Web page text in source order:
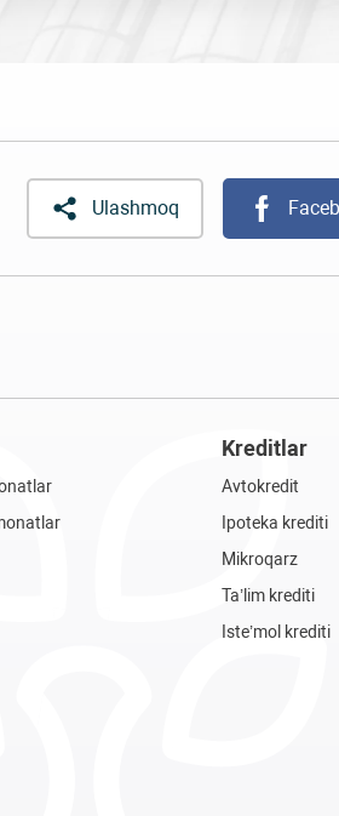
Ulashmoq
Kreditlar
Avtokredit
Ipoteka krediti
Mikroqarz
Ta’lim krediti
Iste’mol krediti